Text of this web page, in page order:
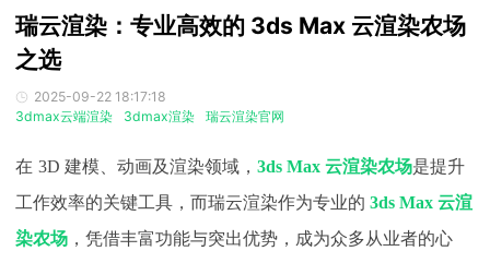
产品服务
云制作
瑞兔百宝箱
AI视频插帧
云制作
瑞兔百宝箱
AI视频插帧
云制作
瑞兔百宝箱
AI视频插帧
云制作
瑞兔百宝箱
AI视频插帧
云制作
瑞兔百宝箱
AI视频插帧
云制作
瑞兔百宝箱
AI视频插帧
Maya云渲染方案
Cinema 4D云渲染方案
Maya AI渲染方案
Maya云渲染方案
Cinema 4D云渲染方案
Maya AI渲染方案
Maya云渲染方案
Cinema 4D云渲染方案
Maya AI渲染方案
Maya云渲染方案
Cinema 4D云渲染方案
Maya AI渲染方案
Maya云渲染方案
Cinema 4D云渲染方案
Maya AI渲染方案
Maya云渲染方案
Cinema 4D云渲染方案
Maya AI渲染方案
动画价格
效果图价格
云制作价格
动画价格
效果图价格
云制作价格
动画价格
效果图价格
云制作价格
动画价格
效果图价格
云制作价格
动画价格
效果图价格
云制作价格
动画价格
效果图价格
云制作价格
资讯&赛事
新闻资讯
渲染百科
新闻资讯
渲染百科
新闻资讯
渲染百科
新闻资讯
渲染百科
新闻资讯
渲染百科
新闻资讯
渲染百科
瑞云渲染：专业高效的 3ds Max 云渲染农场
之选
2025-09-22 18:17:18
3dmax云端渲染
3dmax渲染 瑞云渲染官网
在 3D 建模、动画及渲染领域， 3ds Max 云渲染农场是提升
工作效率的关键工具，而瑞云渲染作为专业的 3ds Max 云渲
染农场 ，凭借丰富功能与突出优势，成为众多从业者的心